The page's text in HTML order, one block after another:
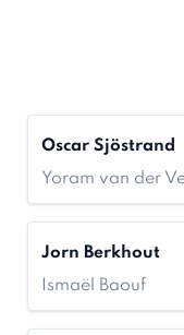
Oscar Sjöstrand
Yoram van der
Jorn Berkhout
Ismaël Baouf